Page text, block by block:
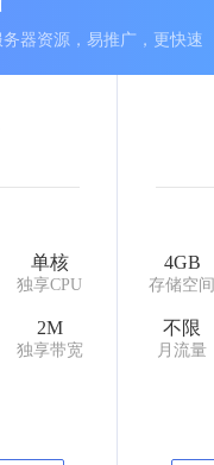
器资源，易推广，更快速
单核
独享CPU
2M
独享带宽
4GB
存储空间
不限
月流量